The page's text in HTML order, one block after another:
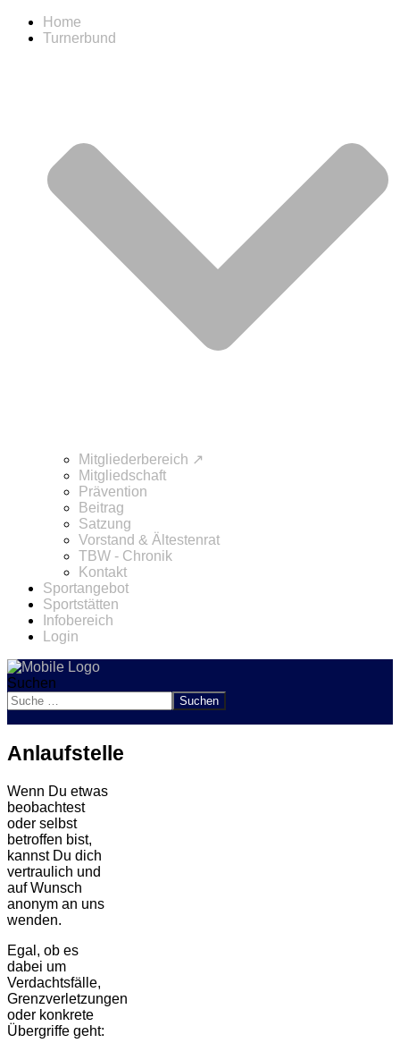
Home
Turnerbund
Mitgliederbereich ↗
Mitgliedschaft
Prävention
Beitrag
Satzung
Vorstand & Ältestenrat
TBW - Chronik
Kontakt
Sportangebot
Sportstätten
Infobereich
Login
Suchen
Suchen
Anlaufstelle
Wenn Du etwas
beobachtest
oder selbst
betroffen bist,
kannst Du dich
vertraulich und
auf Wunsch
anonym an uns
wenden.
Egal, ob es
dabei um
Verdachtsfälle,
Grenzverletzungen
oder konkrete
Übergriffe geht: